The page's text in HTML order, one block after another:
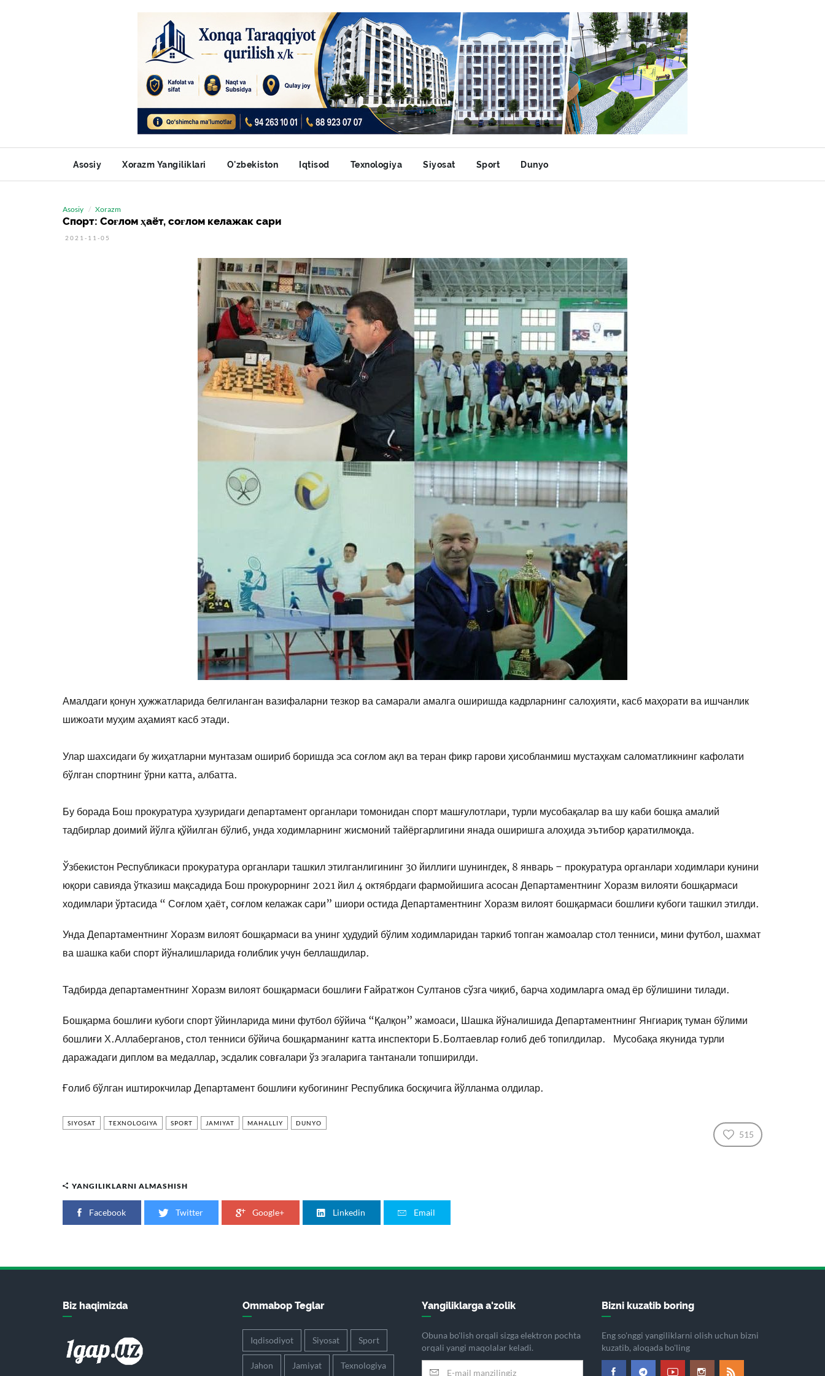
Asosiy Xorazm Yangiliklari O'zbekiston Iqtisod Texnologiya Siyosat Sport Dunyo
Asosiy Xorazm
Спорт: Соғлом ҳаёт, соғлом келажак сари
2021-11-05
Амалдаги қонун ҳужжатларида белгиланган вазифаларни тезкор ва самарали амалга оширишда кадрларнинг салоҳияти, касб маҳорати ва ишчанлик
шижоати муҳим аҳамият касб этади.
Улар шахсидаги бу жиҳатларни мунтазам ошириб боришда эса соғлом ақл ва теран фикр гарови ҳисобланмиш мустаҳкам саломатликнинг кафолати
бўлган спортнинг ўрни катта, албатта.
Бу борада Бош прокуратура ҳузуридаги департамент органлари томонидан спорт машғулотлари, турли мусобақалар ва шу каби бошқа амалий
тадбирлар доимий йўлга қўйилган бўлиб, унда ходимларнинг жисмоний тайёргарлигини янада оширишга алоҳида эътибор қаратилмоқда.
Ўзбекистон Республикаси прокуратура органлари ташкил этилганлигининг 30 йиллиги шунингдек, 8 январь – прокуратура органлари ходимлари кунини
юқори савияда ўтказиш мақсадида Бош прокурорнинг 2021 йил 4 октябрдаги фармойишига асосан Департаментнинг Хоразм вилояти бошқармаси
ходимлари ўртасида “ Соғлом ҳаёт, соғлом келажак сари” шиори остида Департаментнинг Хоразм вилоят бошқармаси бошлиғи кубоги ташкил этилди.
Унда Департаментнинг Хоразм вилоят бошқармаси ва унинг ҳудудий бўлим ходимларидан таркиб топган жамоалар стол тенниси, мини футбол, шахмат
ва шашка каби спорт йўналишларида ғолиблик учун беллашдилар.
Тадбирда департаментнинг Хоразм вилоят бошқармаси бошлиғи Ғайратжон Султанов сўзга чиқиб, барча ходимларга омад ёр бўлишини тилади.
Бошқарма бошлиғи кубоги спорт ўйинларида мини футбол бўйича “Қалқон” жамоаси, Шашка йўналишида Департаментнинг Янгиариқ туман бўлими
бошлиғи Х.Аллаберганов, стол тенниси бўйича бошқарманинг катта инспектори Б.Болтаевлар ғолиб деб топилдилар. Мусобақа якунида турли
даражадаги диплом ва медаллар, эсдалик совғалари ўз эгаларига тантанали топширилди.
Ғолиб бўлган иштирокчилар Департамент бошлиғи кубогининг Республика босқичига йўлланма олдилар.
SIYOSAT TEXNOLOGIYA SPORT JAMIYAT MAHALLIY DUNYO
515
YANGILIKLARNI ALMASHISH
Facebook Twitter Google+ Linkedin Email
Biz haqimizda Ommabop Teglar
Iqdisodiyot Siyosat Sport
Jahon Jamiyat Texnologiya
Yangiliklarga a'zolik
Obuna bo'lish orqali sizga elektron pochta
orqali yangi maqolalar keladi.
Bizni kuzatib boring
Eng so'nggi yangiliklarni olish uchun bizni
kuzatib, aloqada bo'ling